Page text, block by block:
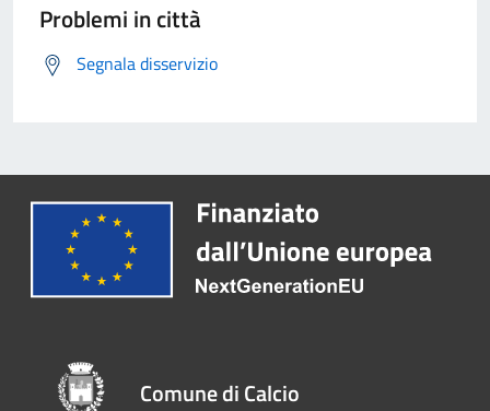
Problemi in città
Segnala disservizio
Comune di Calcio